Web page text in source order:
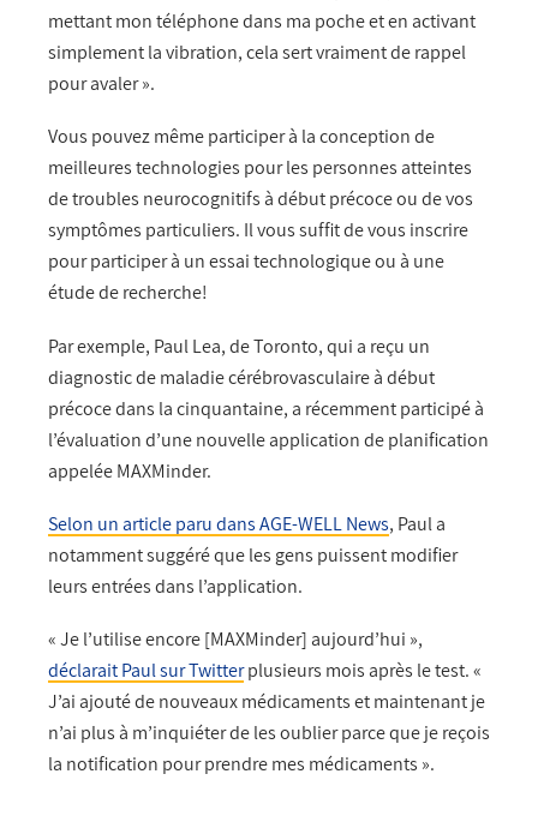
mettant mon téléphone dans ma poche et en activant
simplement la vibration, cela sert vraiment de rappel
pour avaler ».
Vous pouvez même participer à la conception de
meilleures technologies pour les personnes atteintes
de troubles neurocognitifs à début précoce ou de vos
symptômes particuliers. Il vous suffit de vous inscrire
pour participer à un essai technologique ou à une
étude de recherche!
Par exemple, Paul Lea, de Toronto, qui a reçu un
diagnostic de maladie cérébrovasculaire à début
précoce dans la cinquantaine, a récemment participé à
l’évaluation d’une nouvelle application de planification
appelée MAXMinder.
Selon un article paru dans AGE-WELL News, Paul a
notamment suggéré que les gens puissent modifier
leurs entrées dans l’application.
« Je l’utilise encore [MAXMinder] aujourd’hui »,
déclarait Paul sur Twitterplusieurs mois après le test. «
J’ai ajouté de nouveaux médicaments et maintenant je
n’ai plus à m’inquiéter de les oublier parce que je reçois
la notification pour prendre mes médicaments ».